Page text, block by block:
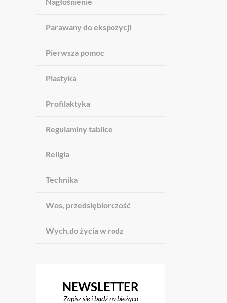
Parawany do ekspozycji
Pierwsza pomoc
Plastyka
Profilaktyka
Regulaminy tablice
Religia
Technika
Wos, przedsiębiorczość
Wych.do życia w rodz
NEWSLETTER
Zapisz się i bądź na bieżąco